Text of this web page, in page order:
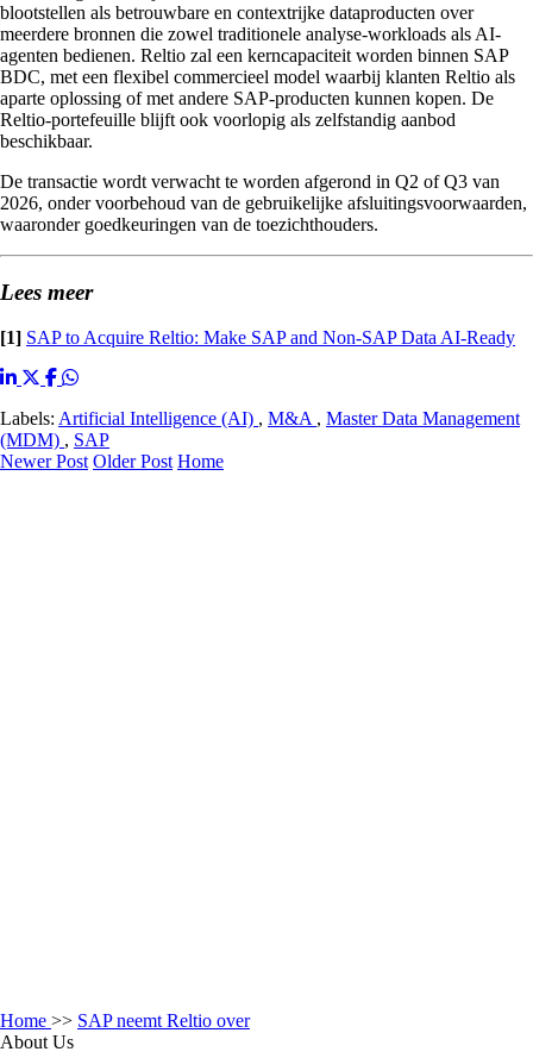
blootstellen als betrouwbare en contextrijke dataproducten over
meerdere bronnen die zowel traditionele analyse-workloads als AI-
agenten bedienen. Reltio zal een kerncapaciteit worden binnen SAP
BDC, met een flexibel commercieel model waarbij klanten Reltio als
aparte oplossing of met andere SAP-producten kunnen kopen. De
Reltio-portefeuille blijft ook voorlopig als zelfstandig aanbod
beschikbaar.
De transactie wordt verwacht te worden afgerond in Q2 of Q3 van
2026, onder voorbehoud van de gebruikelijke afsluitingsvoorwaarden,
waaronder goedkeuringen van de toezichthouders.
Lees meer
[1] SAP to Acquire Reltio: Make SAP and Non-SAP Data AI-Ready
Labels: Artificial Intelligence (AI) , M&A , Master Data Management
(MDM) , SAP
Newer Post Older Post Home
Home >> SAP neemt Reltio over
About Us